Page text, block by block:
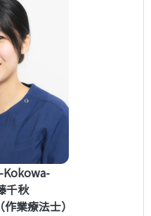
Kokowa-
千秋
業療法士）